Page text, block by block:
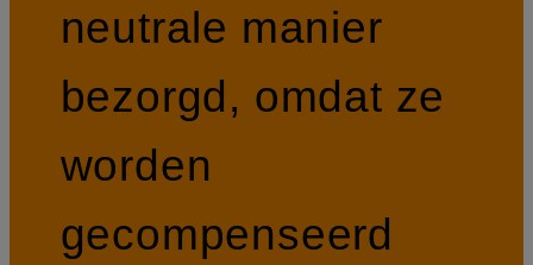
neutrale manier
bezorgd, omdat ze
worden
gecompenseerd